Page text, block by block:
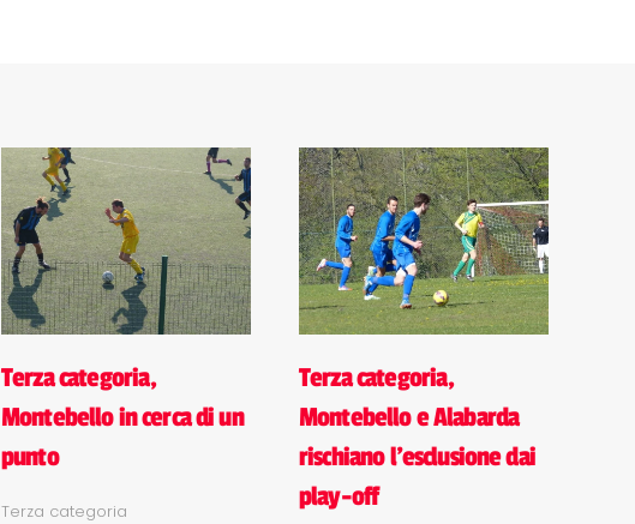
Terza categoria,
Montebello in cerca di un
punto
Terza categoria
Terza categoria,
Montebello e Alabarda
rischiano l'esclusione dai
play-off